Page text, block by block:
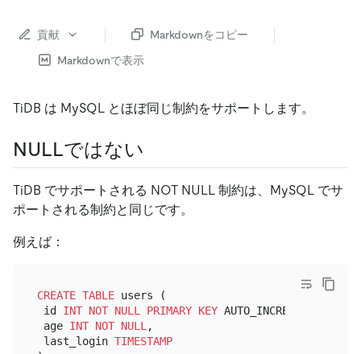
貢献
Markdownをコピー
Markdownで表示
TiDB は MySQL とほぼ同じ制約をサポートします。
NULLではない
TiDB でサポートされる NOT NULL 制約は、MySQL でサ
ポートされる制約と同じです。
例えば：
CREATE TABLE users (
id INT NOT NULL PRIMARY KEY AUTO_INCREMENT,
age INT NOT NULL,
last_login TIMESTAMP